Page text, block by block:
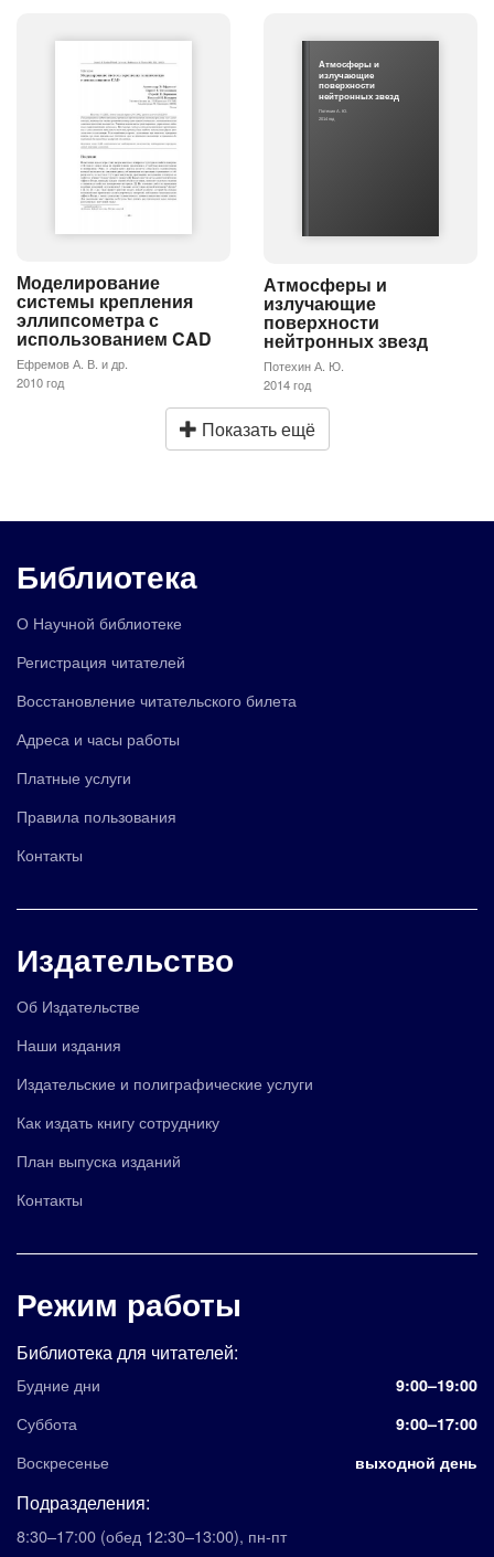
Моделирование
системы крепления
эллипсометра с
использованием CAD
Ефремов А. В. и др.
2010 год
Атмосферы и
излучающие
поверхности
нейтронных звезд
Потехин А. Ю.
2014 год
Атмосферы и
излучающие
поверхности
нейтронных звезд
Потехин А. Ю.
2014 год
Показать ещё
Библиотека
О Научной библиотеке
Регистрация читателей
Восстановление читательского билета
Адреса и часы работы
Платные услуги
Правила пользования
Контакты
Издательство
Об Издательстве
Наши издания
Издательские и полиграфические услуги
Как издать книгу сотруднику
План выпуска изданий
Контакты
Режим работы
Библиотека для читателей:
Будние дни 9:00–19:00
Суббота 9:00–17:00
Воскресенье выходной день
Подразделения:
8:30–17:00 (обед 12:30–13:00), пн-пт